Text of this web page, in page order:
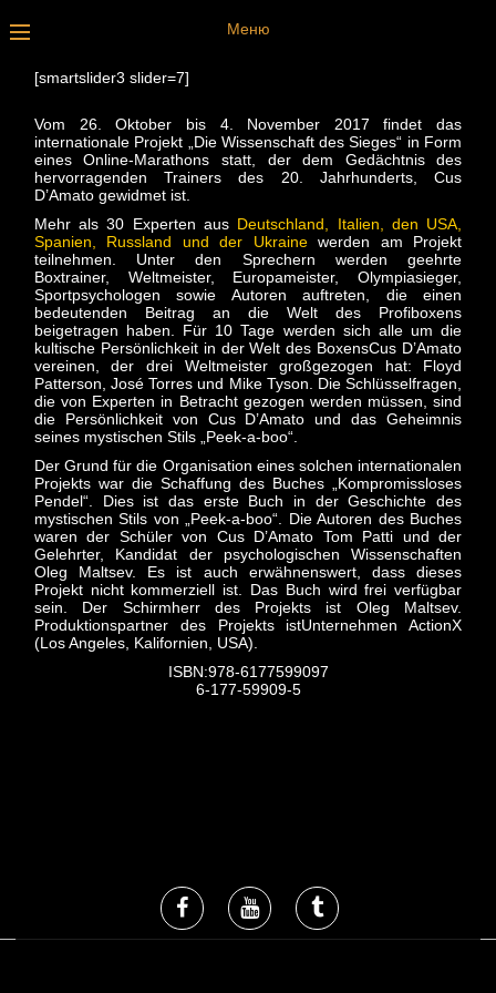
Меню
[smartslider3 slider=7]
Vom 26. Oktober bis 4. November 2017 findet das
internationale Projekt „Die Wissenschaft des Sieges“ in Form
eines Online-Marathons statt, der dem Gedächtnis des
hervorragenden Trainers des 20. Jahrhunderts, Cus
D’Amato gewidmet ist.
Mehr als 30 Experten aus Deutschland, Italien, den USA,
Spanien, Russland und der Ukrainewerden am Projekt
teilnehmen. Unter den Sprechern werden geehrte
Boxtrainer, Weltmeister, Europameister, Olympiasieger,
Sportpsychologen sowie Autoren auftreten, die einen
bedeutenden Beitrag an die Welt des Profiboxens
beigetragen haben. Für 10 Tage werden sich alle um die
kultische Persönlichkeit in der Welt des BoxensCus D’Amato
vereinen, der drei Weltmeister großgezogen hat: Floyd
Patterson, José Torres und Mike Tyson. Die Schlüsselfragen,
die von Experten in Betracht gezogen werden müssen, sind
die Persönlichkeit von Cus D’Amato und das Geheimnis
seines mystischen Stils „Peek-a-boo“.
Der Grund für die Organisation eines solchen internationalen
Projekts war die Schaffung des Buches „Kompromissloses
Pendel“. Dies ist das erste Buch in der Geschichte des
mystischen Stils von „Peek-a-boo“. Die Autoren des Buches
waren der Schüler von Cus D’Amato Tom Patti und der
Gelehrter, Kandidat der psychologischen Wissenschaften
Oleg Maltsev. Es ist auch erwähnenswert, dass dieses
Projekt nicht kommerziell ist. Das Buch wird frei verfügbar
sein. Der Schirmherr des Projekts ist Oleg Maltsev.
Produktionspartner des Projekts istUnternehmen ActionX
(Los Angeles, Kalifornien, USA).
ISBN:978-6177599097
6-177-59909-5